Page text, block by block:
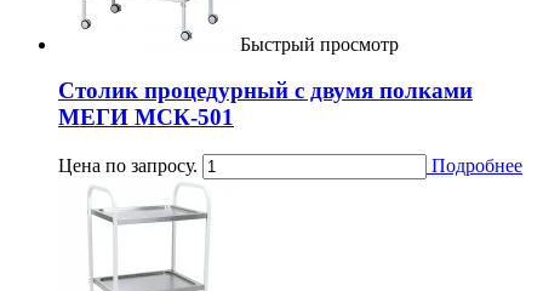
Быстрый просмотр
Столик процедурный с двумя полками
МЕГИ МСК-501
Цена по запросу. Подробнее